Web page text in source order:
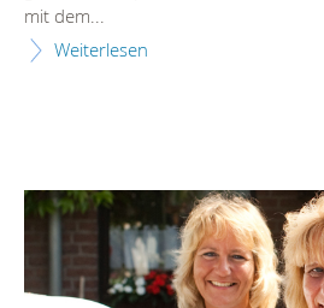
mit dem...
Weiterlesen